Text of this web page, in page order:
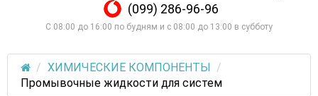
(099) 286-96-96
С 08:00 до 16:00 по будням и с 08:00 до 13:00 в субботу
ХИМИЧЕСКИЕ КОМПОНЕНТЫ
Промывочные жидкости для систем